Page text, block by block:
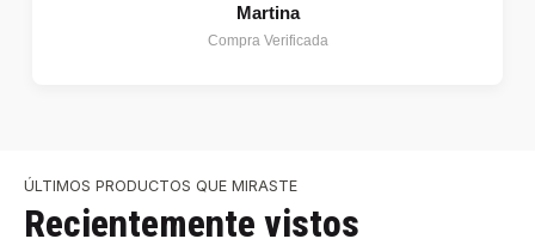
Martina
Compra Verificada
ÚLTIMOS PRODUCTOS QUE MIRASTE
Recientemente vistos